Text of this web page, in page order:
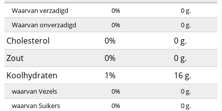
Waarvan verzadigd 0% 0g.
Waarvan onverzadigd
0% 0g.
Cholesterol 0% 0 g.
Zout
0% 0 g.
Koolhydraten
1% 16 g.
waarvan Vezels 0% 0g.
waarvan Suikers
0% 0g.